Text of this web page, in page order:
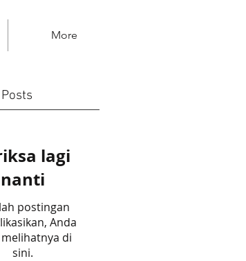
More
lagi
nanti
postingan
Anda
di
sini.